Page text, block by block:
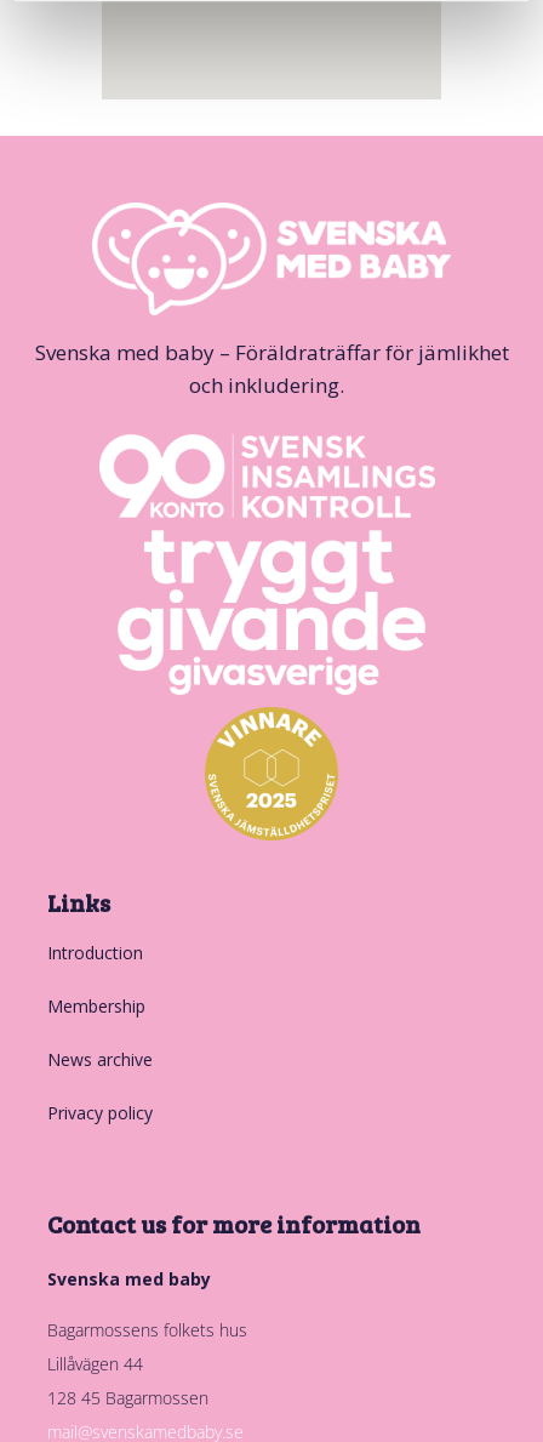
Svenska med baby – Föräldraträffar för jämlikhet
och inkludering.
Links
Introduction
Membership
News archive
Privacy policy
Contact us for more information
Svenska med baby
Bagarmossens folkets hus
Lillåvägen 44
128 45 Bagarmossen
mail@svenskamedbaby.se